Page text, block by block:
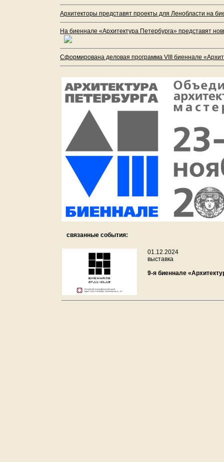
Архитекторы представят проекты для Ленобласти на
На биеннале «Архитектура Петербурга» представят
Сформирована деловая программа VIII биеннале
связанные события:
01.12.2024
выставка
9-я биеннале